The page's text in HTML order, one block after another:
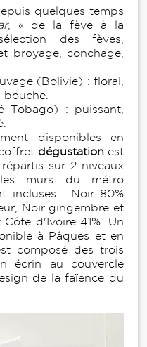
quelques temps
, « de la fève à la
des fèves,
broyage, conchage,
(Bolivie) : floral,
Tobago) : puissant,
disponibles en
dégustation est
sur 2 niveaux
murs du métro
incluses : Noir 80%
Noir gingembre et
d'Ivoire 41%. Un
à Pâques et en
composé des trois
écrin au couvercle
de la faïence du